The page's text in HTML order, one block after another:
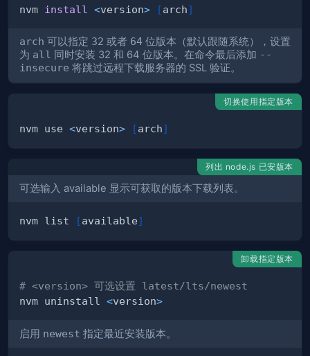
nvm install <version> [arch]
arch 可以指定 32 或者 64 位版本（默认跟随系统），设置
为 all 同时安装 32 和 64 位版本。在命令最后添加 --
insecure 将跳过远程下载服务器的 SSL 验证。
切换使用指定版本
nvm use <version> [arch]
列出 node.js 已安版本
可选输入 available 显示可获取的版本下载列表。
nvm list [available]
卸载指定版本
# <version> 可选设置 latest/lts/newest
nvm uninstall <version>
启用 newest 指定最近安装版本。